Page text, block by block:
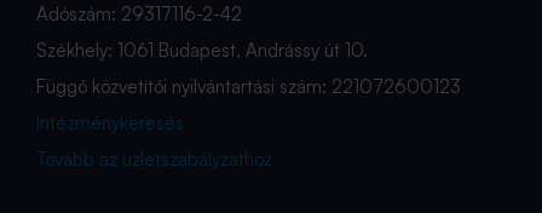
Adószám: 29317116-2-42
Székhely: 1061 Budapest, Andrássy út 10.
Függő közvetítői nyilvántartási szám: 221072600123
Intézménykeresés
Tovább az üzletszabályzathoz